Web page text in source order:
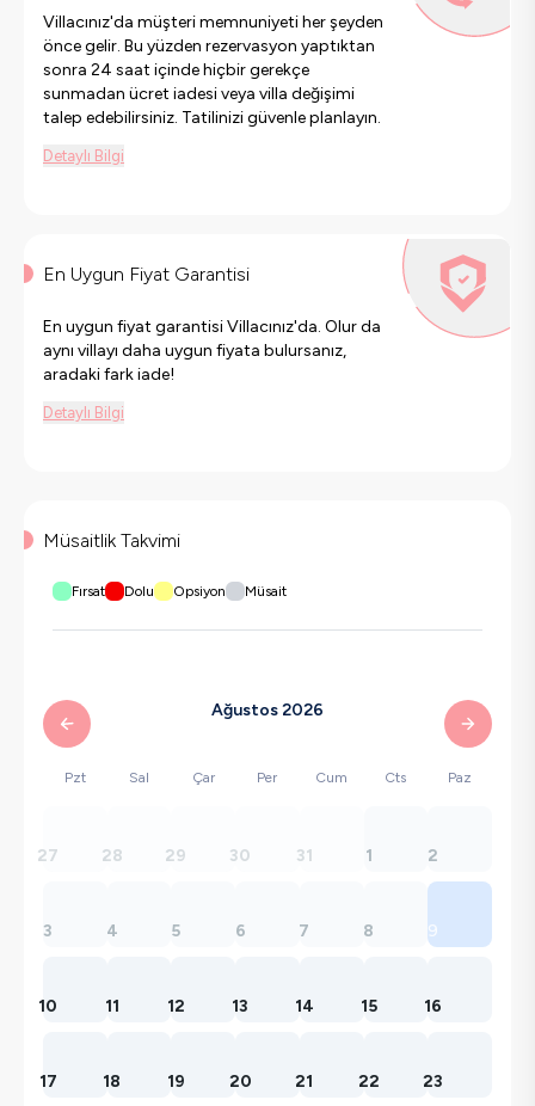
Villacınız'da müşteri memnuniyeti her şeyden
önce gelir. Bu yüzden rezervasyon yaptıktan
sonra 24 saat içinde hiçbir gerekçe
sunmadan ücret iadesi veya villa değişimi
talep edebilirsiniz. Tatilinizi güvenle planlayın.
Detaylı Bilgi
En Uygun Fiyat Garantisi
En uygun fiyat garantisi Villacınız'da. Olur da
aynı villayı daha uygun fiyata bulursanız,
aradaki fark iade!
Detaylı Bilgi
Müsaitlik Takvimi
Fırsat Dolu Opsiyon Müsait
Ağustos 2026
Pzt Sal Çar Per Cum Cts Paz
27 28 29 30 31 1 2
3 4 5 6 7 8 9
10 11 12 13 14 15 16
17 18 19 20 21 22 23